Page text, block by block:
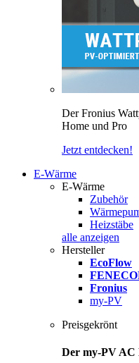
Der Fronius
Home und Pro
Jetzt entdecken!
E-Wärme
E-Wärme
Zubehör
Heizstäbe
alle anzeigen
Hersteller
EcoFlow
Fronius
my-PV
Preisgekrönt
Der my-PV AC